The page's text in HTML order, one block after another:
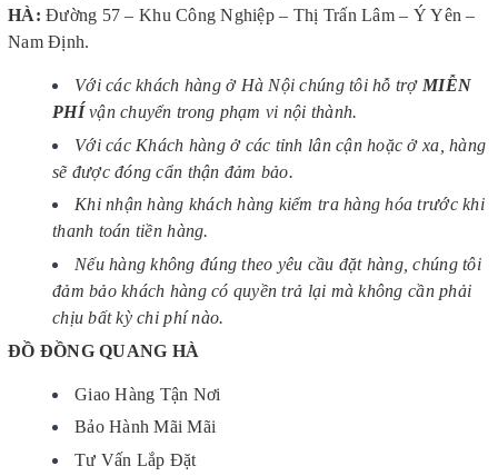
HÀ: Đường 57 – Khu Công Nghiệp – Thị Trấn Lâm – Ý Yên –
Nam Định.
Với các khách hàng ở Hà Nội chúng tôi hỗ trợ MIỄN
PHÍ vận chuyển trong phạm vi nội thành.
Với các Khách hàng ở các tỉnh lân cận hoặc ở xa, hàng
sẽ được đóng cẩn thận đảm bảo.
Khi nhận hàng khách hàng kiểm tra hàng hóa trước khi
thanh toán tiền hàng.
Nếu hàng không đúng theo yêu cầu đặt hàng, chúng tôi
đảm bảo khách hàng có quyền trả lại mà không cần phải
chịu bất kỳ chi phí nào.
ĐỒ ĐỒNG QUANG HÀ
Giao Hàng Tận Nơi
Bảo Hành Mãi Mãi
Tư Vấn Lắp Đặt